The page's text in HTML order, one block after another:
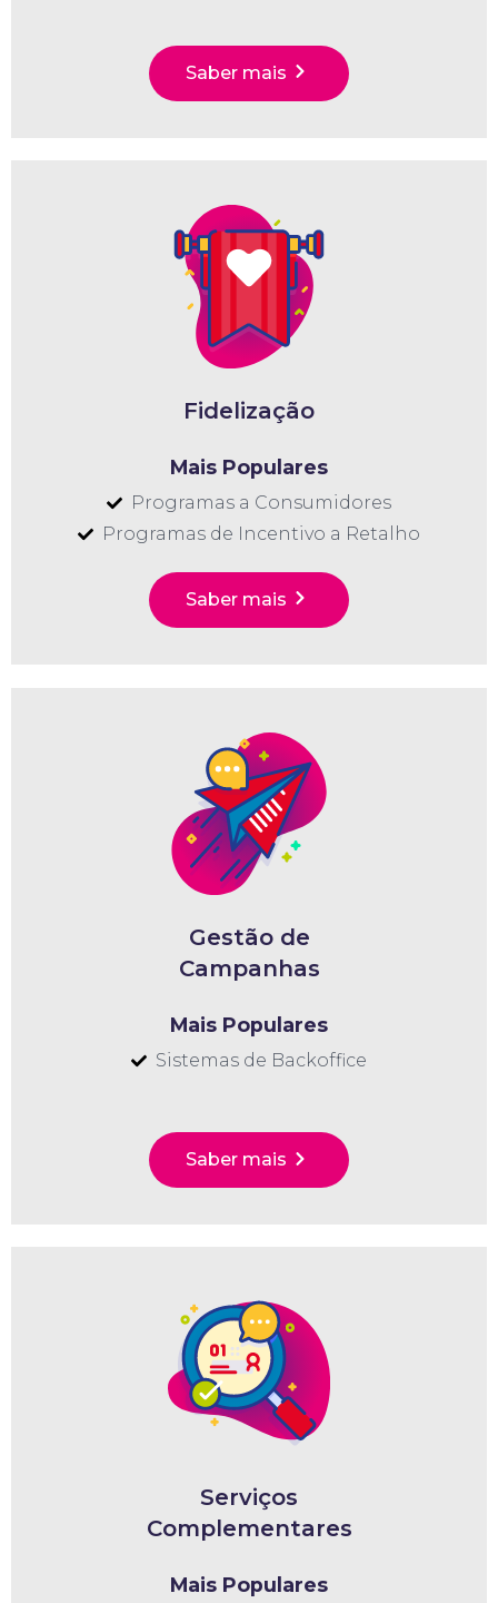
Saber mais
Fidelização
Mais Populares
Programas a Consumidores
Programas de Incentivo a Retalho
Saber mais
Gestão de
Campanhas
Mais Populares
Sistemas de Backoffice
Saber mais
Serviços
Complementares
Mais Populares